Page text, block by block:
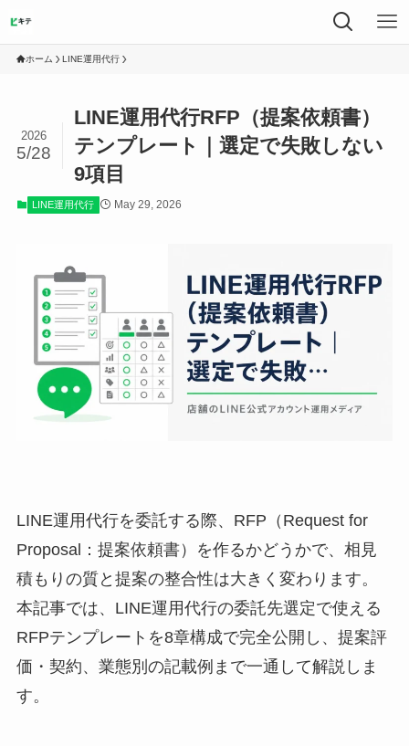
ホーム LINE運用代行
LINE運用代行RFP（提案依頼書）
テンプレート｜選定で失敗しない
9項目
2026
5/28
LINE運用代行 May 29, 2026
LINE運用代行を委託する際、RFP（Request for
Proposal：提案依頼書）を作るかどうかで、相見
積もりの質と提案の整合性は大きく変わります。
本記事では、LINE運用代行の委託先選定で使える
RFPテンプレートを8章構成で完全公開し、提案評
価・契約、業態別の記載例まで一通して解説しま
す。